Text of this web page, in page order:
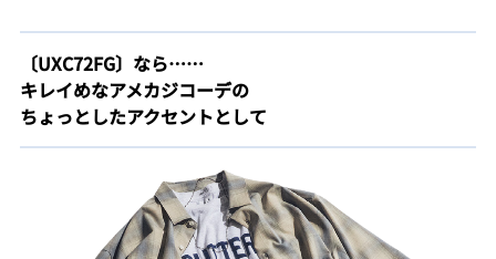
〔UXC72FG〕なら……
キレイめなアメカジコーデの
ちょっとしたアクセントとして